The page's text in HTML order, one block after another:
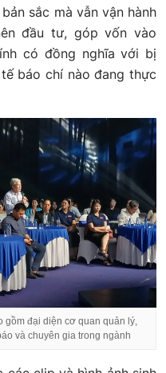
sắc mà vẫn vận hành
đầu tư, góp vốn vào
có đồng nghĩa với bị
báo chí nào đang thực
gồm đại diện cơ quan quản lý,
và chuyên gia trong ngành